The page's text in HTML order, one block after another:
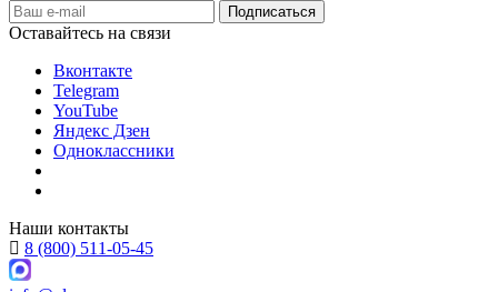
Оставайтесь на связи
Вконтакте
Telegram
YouTube
Яндекс Дзен
Одноклассники
Наши контакты
8 (800) 511-05-45